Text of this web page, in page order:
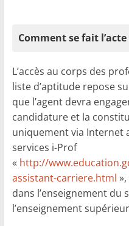
Comment se fait
L’accès au corps des
liste d’aptitude repose
que l’agent devra
candidature et la
uniquement via Internet
services i-Prof
« http://
assistant-carriere.html
dans l’enseignement du
l’enseignement